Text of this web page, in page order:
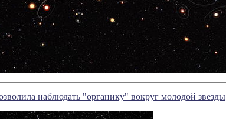
наблюдать "органику" вокруг молодой звезды